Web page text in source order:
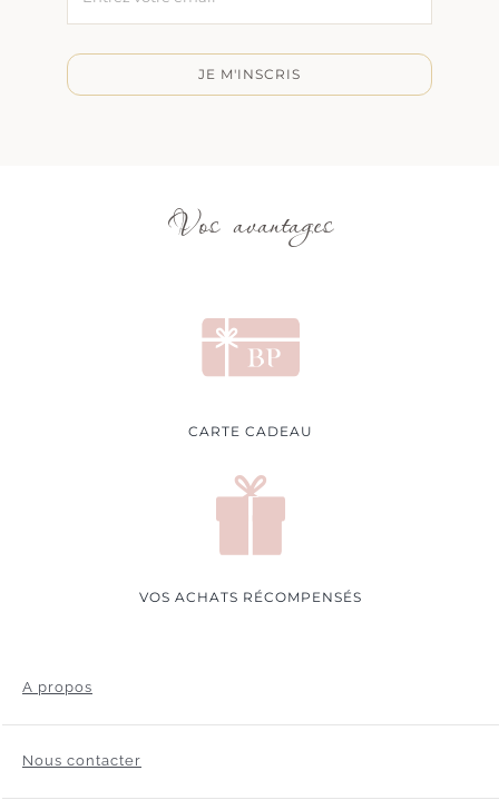
JE M'INSCRIS
Vos avantages
CARTE CADEAU
VOS ACHATS RÉCOMPENSÉS
A propos
Nous contacter